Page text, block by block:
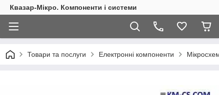
Квазар-Мікро. Компоненти і системи
Товари та послуги Електронні компоненти